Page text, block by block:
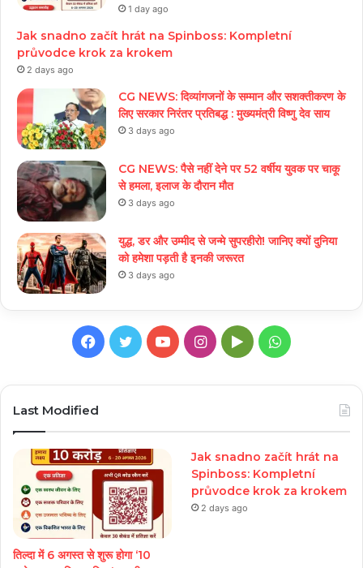
1 day ago
Jak snadno začít hrát na Spinboss: Kompletní
průvodce krok za krokem
2 days ago
CG NEWS: दिव्यांगजनों के सम्मान और सशक्तीकरण के
लिए सरकार निरंतर प्रतिबद्ध : मुख्यमंत्री विष्णु देव साय
3 days ago
CG NEWS: पैसे नहीं देने पर 52 वर्षीय युवक पर चाकू
से हमला, इलाज के दौरान मौत
3 days ago
युद्ध, डर और उम्मीद से जन्मे सुपरहीरो! जानिए क्यों दुनिया
को हमेशा पड़ती है इनकी जरूरत
3 days ago
Facebook
TwitterYouTubeInstagram
GoogleWhatsApp
Last Modified
तिल्दा में 6 अगस्त से शुरू होगा ‘10
Jak snadno začít hrát na
Spinboss: Kompletní
průvodce krok za krokem
2 days ago